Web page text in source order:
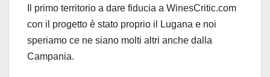
Il primo territorio a dare fiducia a WinesCritic.com
con il progetto è stato proprio il Lugana e noi
speriamo ce ne siano molti altri anche dalla
Campania.